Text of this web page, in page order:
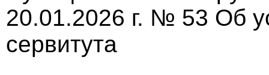
20.01.2026 г. № 53 Об
сервитута